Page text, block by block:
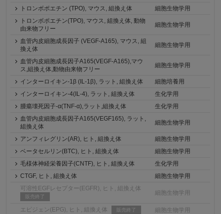
トロンボポエチン (TPO), マウス, 組換え体
細胞生物学用
トロンボポエチン(TPO), マウス, 組換え体, 動物
由来物フリー
細胞生物学用
血管内皮細胞成長因子 (VEGF-A165), マウス, 組
換え体
細胞生物学用
血管内皮細胞成長因子A165(VEGF-A165),マウ
ス,組換え体,動物由来物フリー
細胞生物学用
インターロイキン-1β (IL-1β), ラット, 組換え体
細胞培養用
インターロイキン-4(IL-4), ラット, 組換え体
生化学用
腫瘍壊死因子-α(TNF-α),ラット,組換え体
生化学用
血管内皮細胞成長因子A165(VEGF165), ラット,
組換え体
細胞生物学用
アンフィレグリン(AR), ヒト, 組換え体
細胞生物学用
ベータセルリン(BTC), ヒト, 組換え体
細胞生物学用
毛様体神経栄養因子(CNTF), ヒト, 組換え体
生化学用
CTGF, ヒト, 組換え体
細胞生物学用
可溶性EGFレセプター(EGFR), ヒト, 組換え体
販売終了
細胞生物学用
エピジェン(EPG), ヒト, 組換え体 販売終了
細胞生物学用